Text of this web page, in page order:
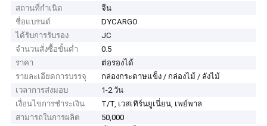
สถานที่กำเนิด
จีน
ชื่อแบรนด์
DYCARGO
ได้รับการรับรอง
JC
จำนวนสั่งซื้อขั้นต่ำ
0.5
ราคา
ต่อรองได้
รายละเอียดการบรรจุ
กล่องกระดาษแข็ง / กล่องไม้ / ลังไม้
เวลาการส่งมอบ
1-2 วัน
เงื่อนไขการชำระเงิน
T/T, เวสเทิร์นยูเนี่ยน, เพย์พาล
สามารถในการผลิต
50,000